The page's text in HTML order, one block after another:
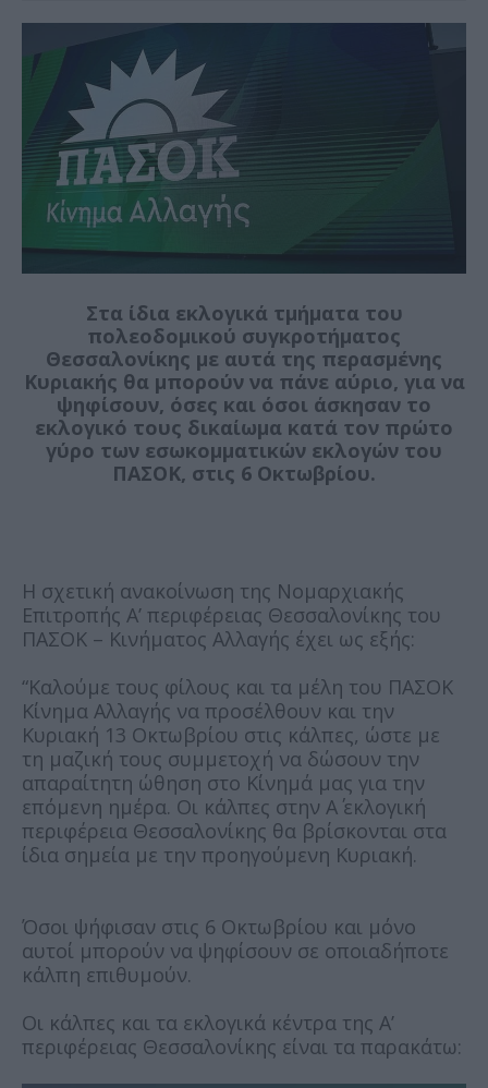
Στα ίδια εκλογικά τμήματα του
πολεοδομικού συγκροτήματος
Θεσσαλονίκης με αυτά της περασμένης
Κυριακής θα μπορούν να πάνε αύριο, για να
ψηφίσουν, όσες και όσοι άσκησαν το
εκλογικό τους δικαίωμα κατά τον πρώτο
γύρο των εσωκομματικών εκλογών του
ΠΑΣΟΚ, στις 6 Οκτωβρίου.
Η σχετική ανακοίνωση της Νομαρχιακής
Επιτροπής Α’ περιφέρειας Θεσσαλονίκης του
ΠΑΣΟΚ – Κινήματος Αλλαγής έχει ως εξής:
“Καλούμε τους φίλους και τα μέλη του ΠΑΣΟΚ
Κίνημα Αλλαγής να προσέλθουν και την
Κυριακή 13 Οκτωβρίου στις κάλπες, ώστε με
τη μαζική τους συμμετοχή να δώσουν την
απαραίτητη ώθηση στο Κίνημά μας για την
επόμενη ημέρα. Οι κάλπες στην Α΄ εκλογική
περιφέρεια Θεσσαλονίκης θα βρίσκονται στα
ίδια σημεία με την προηγούμενη Κυριακή.
Όσοι ψήφισαν στις 6 Οκτωβρίου και μόνο
αυτοί μπορούν να ψηφίσουν σε οποιαδήποτε
κάλπη επιθυμούν.
Οι κάλπες και τα εκλογικά κέντρα της Α’
περιφέρειας Θεσσαλονίκης είναι τα παρακάτω: